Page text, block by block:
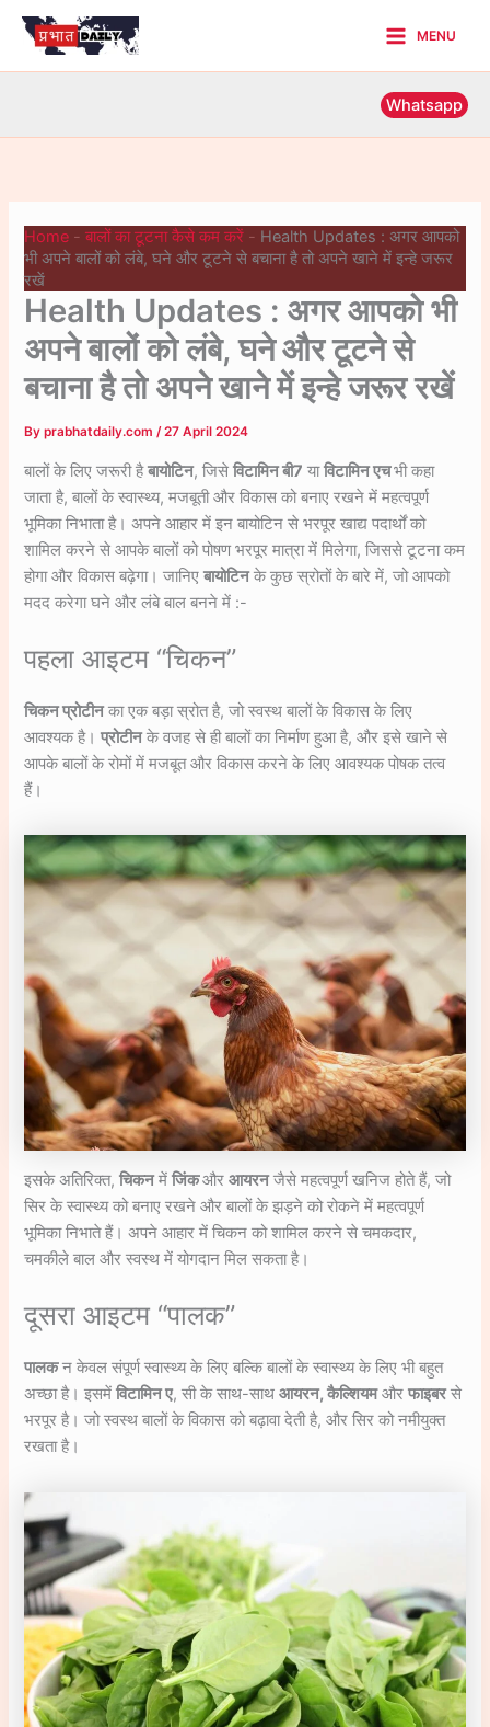
Skip
Menu
MENU
Whatsapp
Home -बालों का टूटना कैसे कम करें - Health Updates : अगर आपको
भी अपने बालों को लंबे, घने और टूटने से बचाना है तो अपने खाने में इन्हे जरूर
रखें
Health Updates : अगर आपको भी
अपने बालों को लंबे, घने और टूटने से
बचाना है तो अपने खाने में इन्हे जरूर रखें
Byprabhatdaily.com/27 April 2024
बालों के लिए जरूरी हैबायोटिन, जिसेविटामिन बी7 याविटामिन एचभी कहा
जाता है, बालों के स्वास्थ्य, मजबूती और विकास को बनाए रखने में महत्वपूर्ण
भूमिका निभाता है। अपने आहार में इन बायोटिन से भरपूर खाद्य पदार्थों को
शामिल करने से आपके बालों को पोषण भरपूर मात्रा में मिलेगा, जिससे टूटना कम
होगा और विकास बढ़ेगा। जानिएबायोटिनके कुछ स्रोतों के बारे में, जो आपको
मदद करेगा घने और लंबे बाल बनने में :-
पहला आइटम “चिकन”
चिकन प्रोटीनका एक बड़ा स्रोत है, जो स्वस्थ बालों के विकास के लिए
आवश्यक है।प्रोटीनके वजह से ही बालों का निर्माण हुआ है, और इसे खाने से
आपके बालों के रोमों में मजबूत और विकास करने के लिए आवश्यक पोषक तत्व
हैं।
इसके अतिरिक्त,चिकनमेंजिंकऔरआयरनजैसे महत्वपूर्ण खनिज होते हैं, जो
सिर के स्वास्थ्य को बनाए रखने और बालों के झड़ने को रोकने में महत्वपूर्ण
भूमिका निभाते हैं। अपने आहार में चिकन को शामिल करने से चमकदार,
चमकीले बाल और स्वस्थ में योगदान मिल सकता है।
दूसरा आइटम “पालक”
पालकन केवल संपूर्ण स्वास्थ्य के लिए बल्कि बालों के स्वास्थ्य के लिए भी बहुत
अच्छा है। इसमेंविटामिन ए, सी के साथ-साथआयरन, कैल्शियमऔरफाइबरसे
भरपूर है। जो स्वस्थ बालों के विकास को बढ़ावा देती है, और सिर को नमीयुक्त
रखता है।